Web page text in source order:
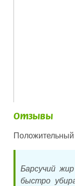
Отзывы
Барсучий
быстро